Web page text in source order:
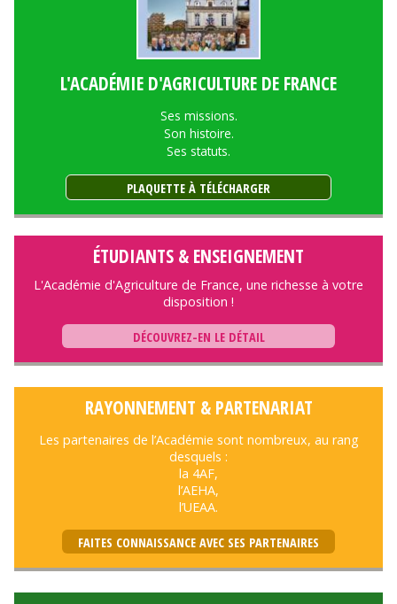
L'ACADÉMIE D'AGRICULTURE DE FRANCE
Ses missions.
Son histoire.
Ses statuts.
PLAQUETTE À TÉLÉCHARGER
ÉTUDIANTS & ENSEIGNEMENT
L'Académie d'Agriculture de France, une richesse à votre
disposition !
DÉCOUVREZ-EN LE DÉTAIL
RAYONNEMENT & PARTENARIAT
Les partenaires de l’Académie sont nombreux, au rang
desquels :
la 4AF,
l’AEHA,
l’UEAA.
FAITES CONNAISSANCE AVEC SES PARTENAIRES